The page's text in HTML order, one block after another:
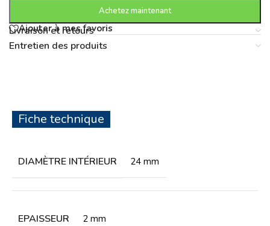
Achetez maintenant
Ajouter à mes favoris
Livraison et retours
Entretien des produits
Fiche technique
DIAMÈTRE INTÉRIEUR 24 mm
EPAISSEUR 2 mm